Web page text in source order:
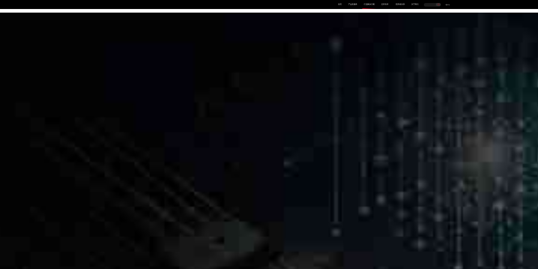
首页 产品及服务 行业解决方案 合作伙伴 投资者关系 关于我们 中EN